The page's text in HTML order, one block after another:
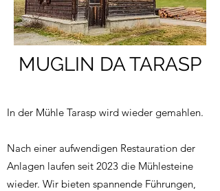
MUGLIN DA TARASP
In der Mühle Tarasp wird wieder gemahlen.
Nach einer aufwendigen Restauration der
Anlagen laufen seit 2023 die Mühlesteine
wieder. Wir bieten spannende Führungen,